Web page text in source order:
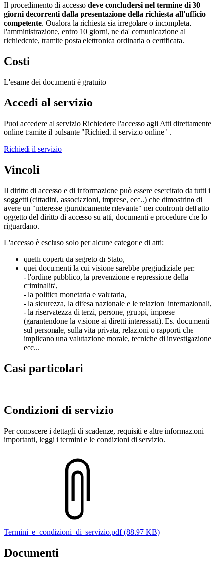
Il procedimento di accesso deve concludersi nel termine di 30
giorni decorrenti dalla presentazione della richiesta all'ufficio
competente. Qualora la richiesta sia irregolare o incompleta,
l'amministrazione, entro 10 giorni, ne da' comunicazione al
richiedente, tramite posta elettronica ordinaria o certificata.
Costi
L'esame dei documenti è gratuito
Accedi al servizio
Puoi accedere al servizio Richiedere l'accesso agli Atti direttamente
online tramite il pulsante "Richiedi il servizio online" .
Richiedi il servizio
Vincoli
Il diritto di accesso e di informazione può essere esercitato da tutti i
soggetti (cittadini, associazioni, imprese, ecc..) che dimostrino di
avere un "interesse giuridicamente rilevante" nei confronti dell'atto
oggetto del diritto di accesso su atti, documenti e procedure che lo
riguardano.
L'accesso è escluso solo per alcune categorie di atti:
quelli coperti da segreto di Stato,
quei documenti la cui visione sarebbe pregiudiziale per:
- l'ordine pubblico, la prevenzione e repressione della
criminalità,
- la politica monetaria e valutaria,
- la sicurezza, la difesa nazionale e le relazioni internazionali,
- la riservatezza di terzi, persone, gruppi, imprese
(garantendone la visione ai diretti interessati). Es. documenti
sul personale, sulla vita privata, relazioni o rapporti che
implicano una valutazione morale, tecniche di investigazione
ecc...
Casi particolari
Condizioni di servizio
Per conoscere i dettagli di scadenze, requisiti e altre informazioni
importanti, leggi i termini e le condizioni di servizio.
Termini_e_condizioni_di_servizio.pdf (88.97 KB)
Documenti